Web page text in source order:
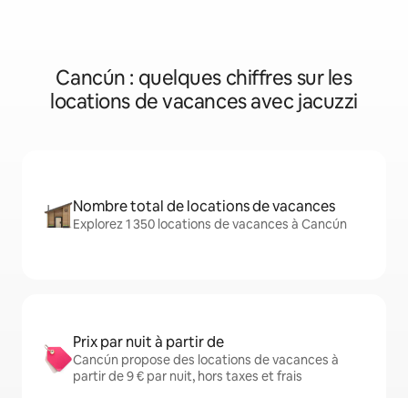
Cancún : quelques chiffres sur les
locations de vacances avec jacuzzi
Nombre total de locations de vacances
Explorez 1 350 locations de vacances à Cancún
Prix par nuit à partir de
Cancún propose des locations de vacances à
partir de 9 € par nuit, hors taxes et frais